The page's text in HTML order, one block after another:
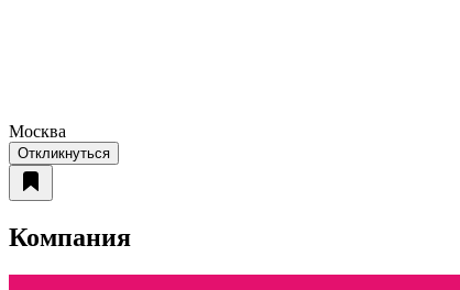
Москва
Откликнуться
Компания